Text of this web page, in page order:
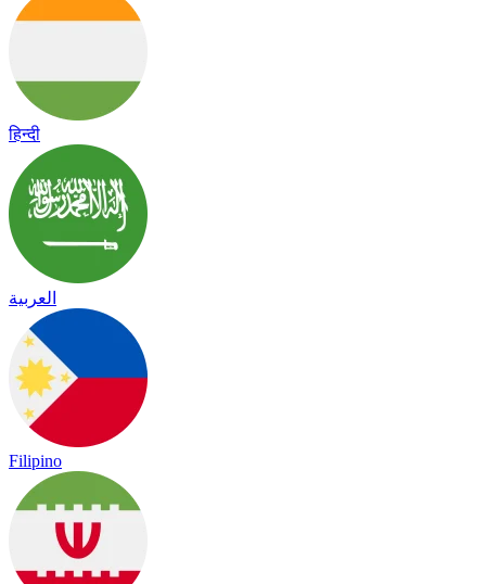
हिन्दी
العربية
Filipino